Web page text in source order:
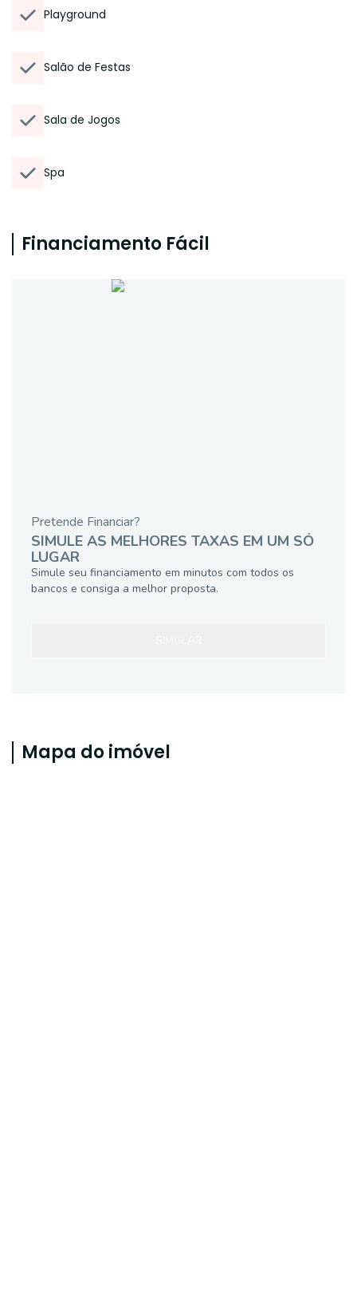
Playground
Salão de Festas
Sala de Jogos
Spa
Financiamento Fácil
Pretende Financiar?
SIMULE AS MELHORES TAXAS EM UM SÓ
LUGAR
Simule seu financiamento em minutos com todos os
bancos e consiga a melhor proposta.
Mapa do imóvel